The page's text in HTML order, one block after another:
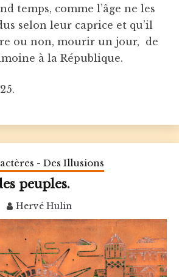
temps, comme l’âge ne les
selon leur caprice et qu’il
ou non, mourir un jour, de
à la République.
- Des Illusions
peuples.
Hervé Hulin